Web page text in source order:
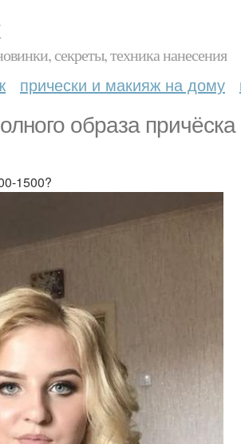
секреты, техника нанесения
прически и макияж на дому
образа
1500?